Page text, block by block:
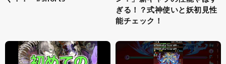
ぎる！？式神使いと妖初見性
能チェック！